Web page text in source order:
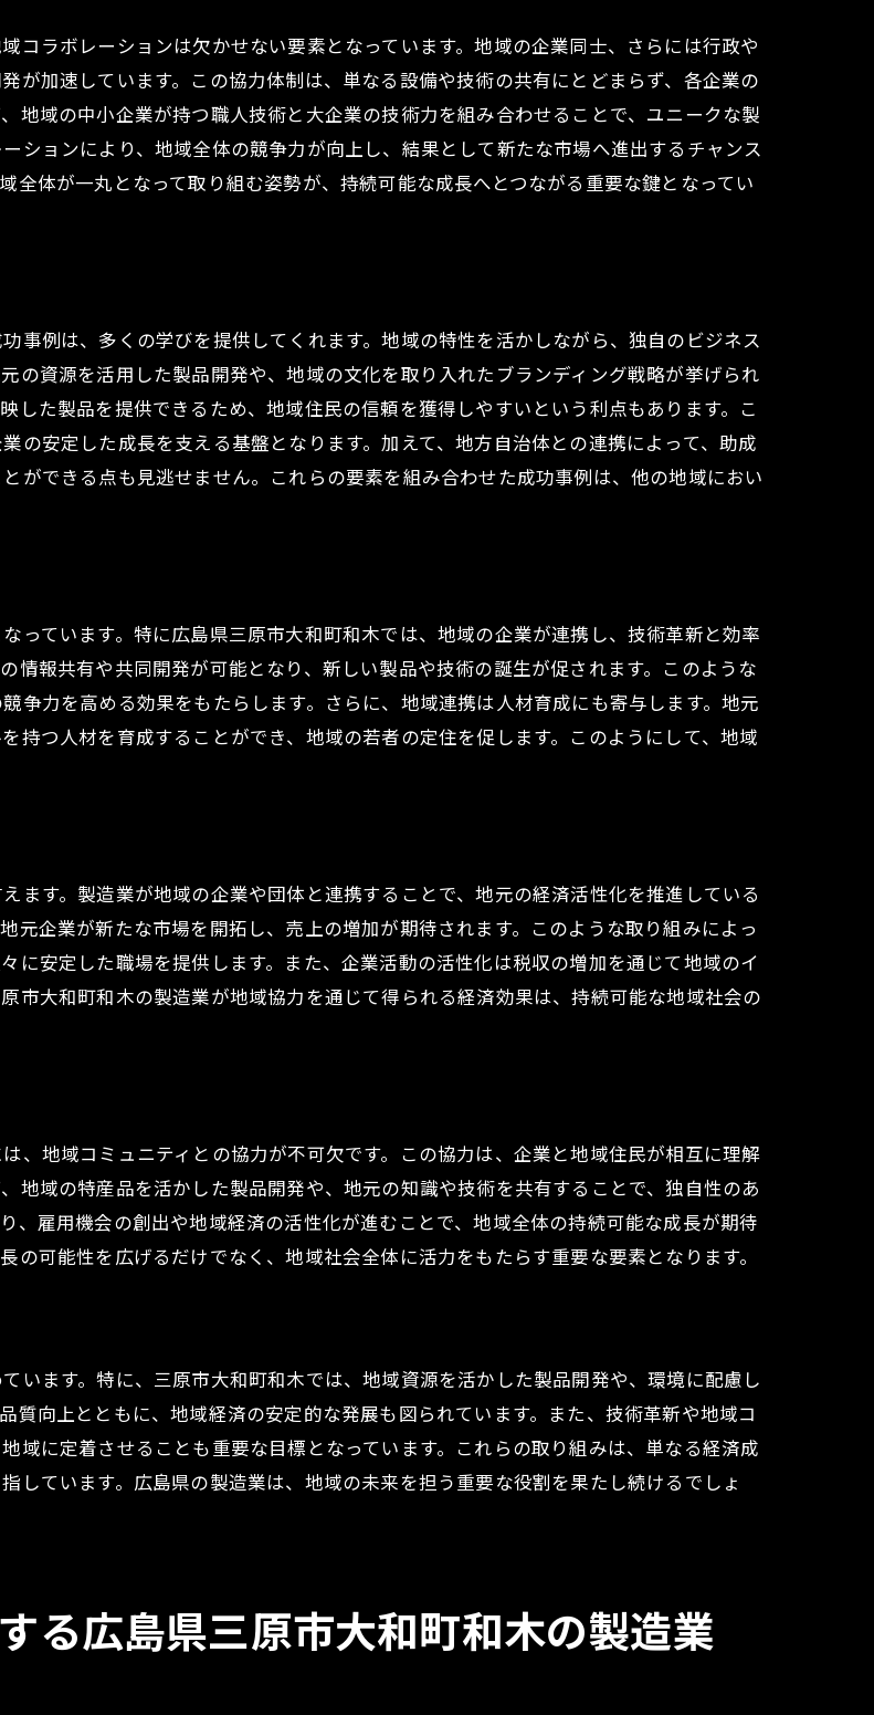
ベーションの具体例
ターが果たす役割
技術発展の関係
木での地域連携がもたらす製造業の新たな可能性
製品開発の事例
ルの模索と地域連携
す持続的な成長への道
業の進化と広島県のコラボレーション戦略
となる製造業の役割
ション戦略の展望
もたらす多様な効果
献する製造業の挑戦
支える新しい協力モデル
島県三原市大和町和木製造業の挑戦
る製造業の役割
取り組みと課題
よる雇用創出
用機会の拡大
地域の雇用安定化
製品開発の未来—広島県三原市大和町和木
た製品開発の事例
たブランド戦略
る新製品の可能性
地域の強みと課題
島県三原市大和町和木での製造業の変革
す製造業の利点
界に与える影響
タル化の進展
た競争力の強化
牽引するリーダーシップ
が生み出す新たな製造業の地平線
による製造業の進化
コラボレーションは欠かせない要素となっています。地域の企業同士、さらには行政や
が加速しています。この協力体制は、単なる設備や技術の共有にとどまらず、各企業の
地域の中小企業が持つ職人技術と大企業の技術力を組み合わせることで、ユニークな製
ションにより、地域全体の競争力が向上し、結果として新たな市場へ進出するチャンス
全体が一丸となって取り組む姿勢が、持続可能な成長へとつながる重要な鍵となってい
事例は、多くの学びを提供してくれます。地域の特性を活かしながら、独自のビジネス
の資源を活用した製品開発や、地域の文化を取り入れたブランディング戦略が挙げられ
した製品を提供できるため、地域住民の信頼を獲得しやすいという利点もあります。こ
の安定した成長を支える基盤となります。加えて、地方自治体との連携によって、助成
ができる点も見逃せません。これらの要素を組み合わせた成功事例は、他の地域におい
っています。特に広島県三原市大和町和木では、地域の企業が連携し、技術革新と効率
情報共有や共同開発が可能となり、新しい製品や技術の誕生が促されます。このような
争力を高める効果をもたらします。さらに、地域連携は人材育成にも寄与します。地元
持つ人材を育成することができ、地域の若者の定住を促します。このようにして、地域
ます。製造業が地域の企業や団体と連携することで、地元の経済活性化を推進している
元企業が新たな市場を開拓し、売上の増加が期待されます。このような取り組みによっ
に安定した職場を提供します。また、企業活動の活性化は税収の増加を通じて地域のイ
市大和町和木の製造業が地域協力を通じて得られる経済効果は、持続可能な地域社会の
、地域コミュニティとの協力が不可欠です。この協力は、企業と地域住民が相互に理解
地域の特産品を活かした製品開発や、地元の知識や技術を共有することで、独自性のあ
、雇用機会の創出や地域経済の活性化が進むことで、地域全体の持続可能な成長が期待
可能性を広げるだけでなく、地域社会全体に活力をもたらす重要な要素となります。
います。特に、三原市大和町和木では、地域資源を活かした製品開発や、環境に配慮し
質向上とともに、地域経済の安定的な発展も図られています。また、技術革新や地域コ
域に定着させることも重要な目標となっています。これらの取り組みは、単なる経済成
しています。広島県の製造業は、地域の未来を担う重要な役割を果たし続けるでしょ
る広島県三原市大和町和木の製造業